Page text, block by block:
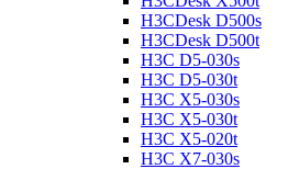
H3CDesk D500s
H3CDesk D500t
H3C D5-030s
H3C D5-030t
H3C X5-030s
H3C X5-030t
H3C X5-020t
H3C X7-030s